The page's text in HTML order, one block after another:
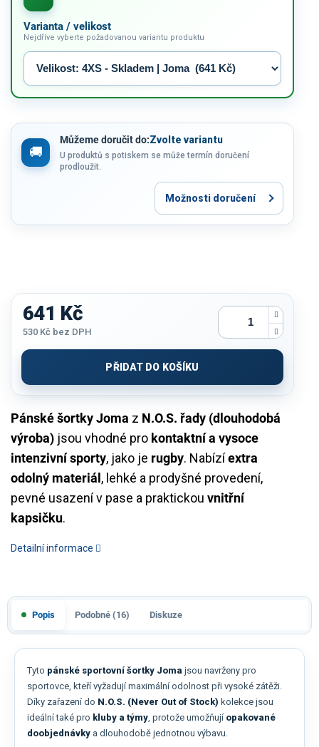
Varianta / velikost
Nejdříve vyberte požadovanou variantu produktu
Můžeme doručit do:Zvolte variantu
U produktů s potiskem se může termín doručení
prodloužit.
Možnosti doručení
Pánské šortky Joma z N.O.S. řady (dlouhodobá
výroba) jsou vhodné pro kontaktní a vysoce
intenzivní sporty, jako je rugby. Nabízíextra
odolný materiál , lehké a prodyšné provedení,
pevné usazení v pase a praktickou vnitřní
kapsičku.
Detailní informace
641 Kč
530 Kč bez DPH
cena:
PŘIDAT DO KOŠÍKU
Popis Podobné (16) Diskuze
Tyto pánské sportovní šortky Joma jsou navrženy pro
sportovce, kteří vyžadují maximální odolnost při vysoké zátěži.
Díky zařazení do N.O.S. (Never Out of Stock) kolekce jsou
ideální také pro kluby a týmy , protože umožňují opakované
doobjednávky a dlouhodobě jednotnou výbavu.